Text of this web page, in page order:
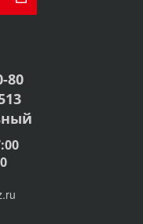
80